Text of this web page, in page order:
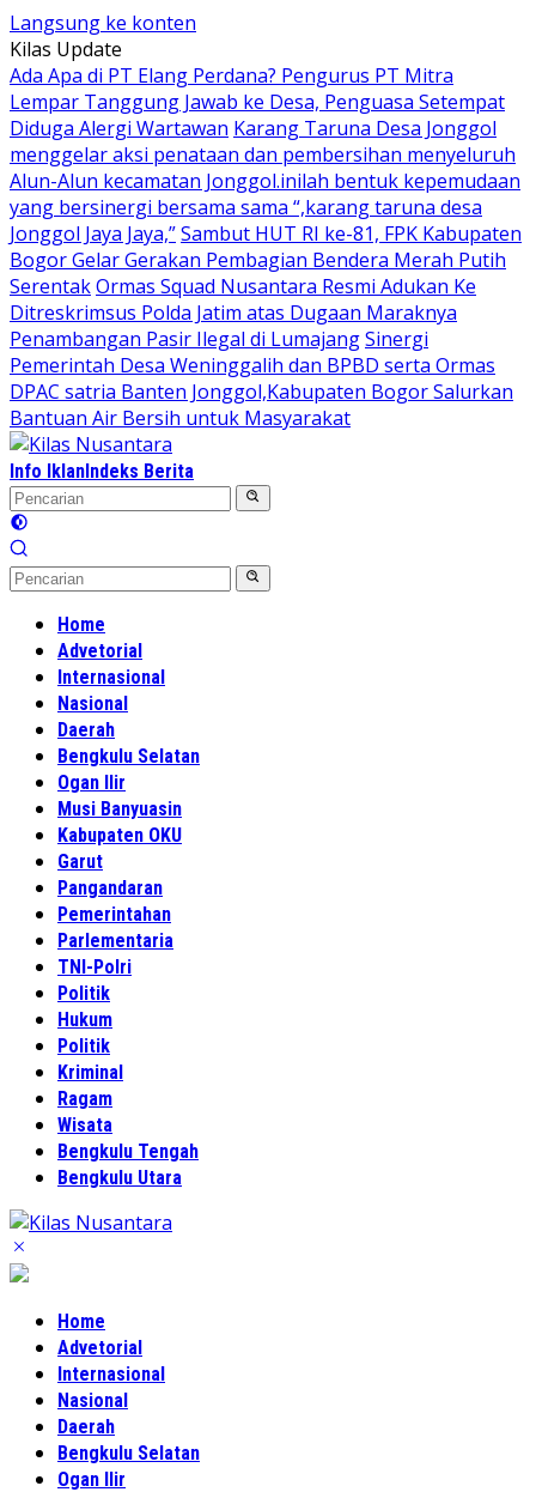
Langsung ke konten
Kilas Update
Ada Apa di PT Elang Perdana? Pengurus PT Mitra
Lempar Tanggung Jawab ke Desa, Penguasa Setempat
Diduga Alergi Wartawan Karang Taruna Desa Jonggol
menggelar aksi penataan dan pembersihan menyeluruh
Alun-Alun kecamatan Jonggol.inilah bentuk kepemudaan
yang bersinergi bersama sama “,karang taruna desa
Jonggol Jaya Jaya,”Sambut HUT RI ke-81, FPK Kabupaten
Bogor Gelar Gerakan Pembagian Bendera Merah Putih
SerentakOrmas Squad Nusantara Resmi Adukan Ke
Ditreskrimsus Polda Jatim atas Dugaan Maraknya
Penambangan Pasir Ilegal di LumajangSinergi
Pemerintah Desa Weninggalih dan BPBD serta Ormas
DPAC satria Banten Jonggol,Kabupaten Bogor Salurkan
Bantuan Air Bersih untuk Masyarakat
Info IklanIndeks Berita
Home
Advetorial
Internasional
Nasional
Daerah
Bengkulu Selatan
Ogan Ilir
Musi Banyuasin
Kabupaten OKU
Garut
Pangandaran
Pemerintahan
Parlementaria
TNI-Polri
Politik
Hukum
Politik
Kriminal
Ragam
Wisata
Bengkulu Tengah
Bengkulu Utara
Home
Advetorial
Internasional
Nasional
Daerah
Bengkulu Selatan
Ogan Ilir